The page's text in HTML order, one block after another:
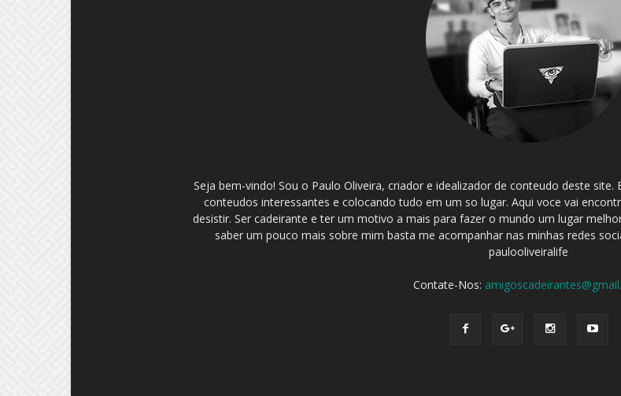
Seja bem-vindo! Sou o Paulo Oliveira, criador e idealizador de conteudo deste
conteudos interessantes e colocando tudo em um so lugar. Aqui voce vai
desistir. Ser cadeirante e ter um motivo a mais para fazer o mundo um lugar
saber um pouco mais sobre mim basta me acompanhar nas minhas redes
paulooliveiralife
Contate-Nos: